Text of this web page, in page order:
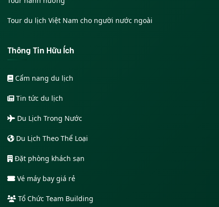
Tour du lịch Việt Nam cho người nước ngoài
Thông Tin Hữu Ích
Cẩm nang du lịch
Tin tức du lịch
Du Lịch Trong Nước
Du Lịch Theo Thể Loại
Đặt phòng khách sạn
Vé máy bay giá rẻ
Tổ Chức Team Building